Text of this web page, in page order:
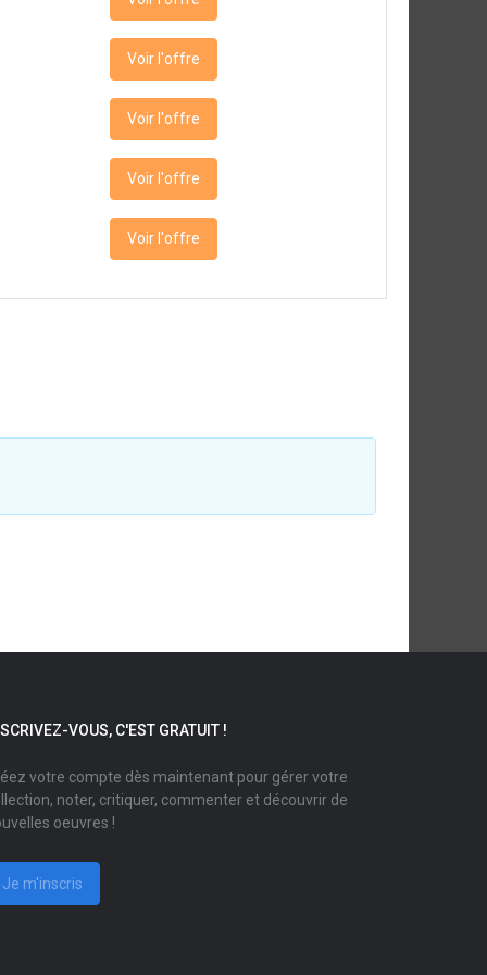
Voir l'offre
Voir l'offre
Voir l'offre
Voir l'offre
VOUS, C'EST GRATUIT !
votre compte dès maintenant pour gérer votre
noter, critiquer, commenter et découvrir de
oeuvres !
Je m'inscris